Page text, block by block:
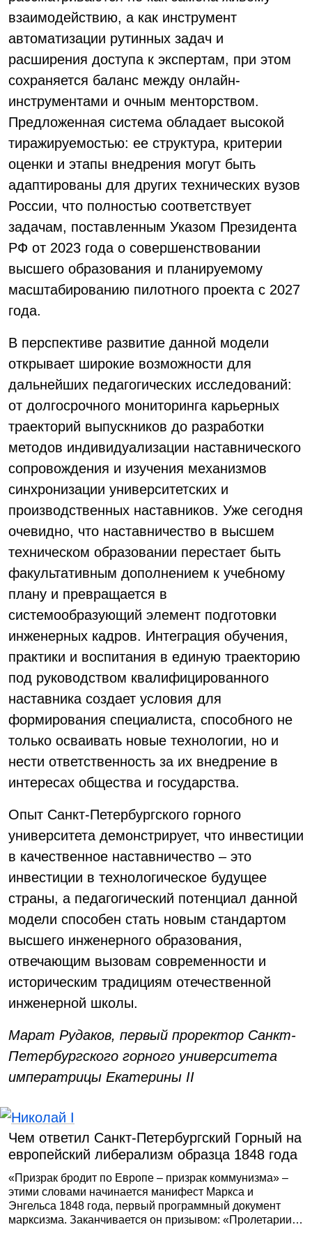
взаимодействию, а как инструмент
автоматизации рутинных задач и
расширения доступа к экспертам, при этом
сохраняется баланс между онлайн-
инструментами и очным менторством.
Предложенная система обладает высокой
тиражируемостью: ее структура, критерии
оценки и этапы внедрения могут быть
адаптированы для других технических вузов
России, что полностью соответствует
задачам, поставленным Указом Президента
РФ от 2023 года о совершенствовании
высшего образования и планируемому
масштабированию пилотного проекта с 2027
года.
В перспективе развитие данной модели
открывает широкие возможности для
дальнейших педагогических исследований:
от долгосрочного мониторинга карьерных
траекторий выпускников до разработки
методов индивидуализации наставнического
сопровождения и изучения механизмов
синхронизации университетских и
производственных наставников. Уже сегодня
очевидно, что наставничество в высшем
техническом образовании перестает быть
факультативным дополнением к учебному
плану и превращается в
системообразующий элемент подготовки
инженерных кадров. Интеграция обучения,
практики и воспитания в единую траекторию
под руководством квалифицированного
наставника создает условия для
формирования специалиста, способного не
только осваивать новые технологии, но и
нести ответственность за их внедрение в
интересах общества и государства.
Опыт Санкт-Петербургского горного
университета демонстрирует, что инвестиции
в качественное наставничество – это
инвестиции в технологическое будущее
страны, а педагогический потенциал данной
модели способен стать новым стандартом
высшего инженерного образования,
отвечающим вызовам современности и
историческим традициям отечественной
инженерной школы.
Марат Рудаков, первый проректор Санкт-
Петербургского горного университета
императрицы Екатерины II
Чем ответил Санкт-Петербургский Горный на
европейский либерализм образца 1848 года
«Призрак бродит по Европе – призрак коммунизма» –
этими словами начинается манифест Маркса и
Энгельса 1848 года, первый программный документ
марксизма. Заканчивается он призывом: «Пролетарии